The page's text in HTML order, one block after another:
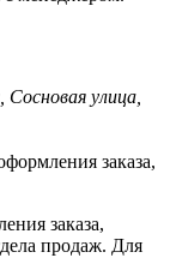
улица,
заказа,
заказа,
продаж. Для